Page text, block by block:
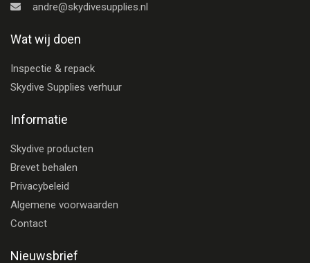
andre@skydivesupplies.nl
Wat wij doen
Inspectie & repack
Skydive Supplies verhuur
Informatie
Skydive producten
Brevet behalen
Privacybeleid
Algemene voorwaarden
Contact
Nieuwsbrief